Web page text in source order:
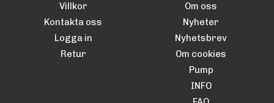
Villkor
Kontakta oss
Logga in
Retur
Om oss
Nyheter
Nyhetsbrev
Om cookies
Pump
INFO